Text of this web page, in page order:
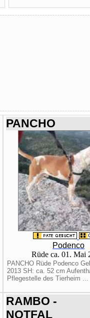
PANCHO
Podenco
Rüde ca. 01. Mai
PANCHO Rüde Podenco
2013 SH: ca. 52 cm
Pflegestelle des Tierheim ...
RAMBO -
NOTFAL